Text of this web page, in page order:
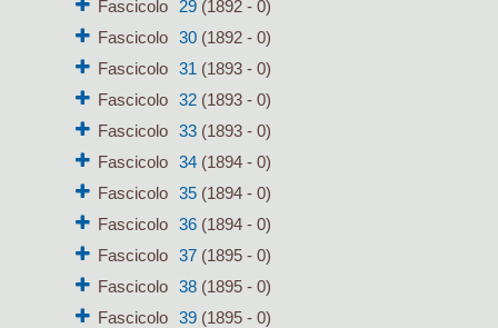
Fascicolo
29(1892 - 0)
Fascicolo
30(1892 - 0)
Fascicolo
31 (1893 - 0)
Fascicolo
32(1893 - 0)
Fascicolo
33(1893 - 0)
Fascicolo
34(1894 - 0)
Fascicolo
35(1894 - 0)
Fascicolo
36(1894 - 0)
Fascicolo
37(1895 - 0)
Fascicolo
38(1895 - 0)
Fascicolo
39(1895 - 0)